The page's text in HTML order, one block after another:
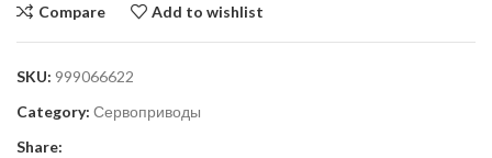
Compare Add to wishlist
SKU: 999066622
Category: Сервоприводы
Share: